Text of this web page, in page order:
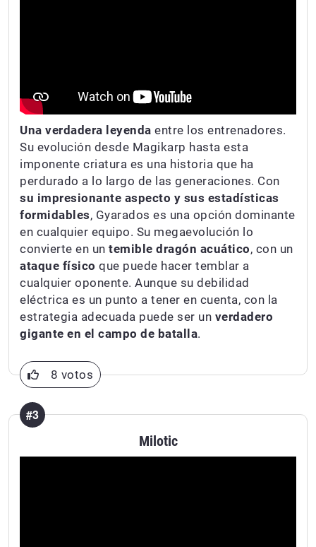
Una verdadera leyenda entre los entrenadores.
Su evolución desde Magikarp hasta esta
imponente criatura es una historia que ha
perdurado a lo largo de las generaciones. Con
su impresionante aspecto y sus estadísticas
formidables, Gyarados es una opción dominante
en cualquier equipo. Su megaevolución lo
convierte en un temible dragón acuático, con un
ataque físico que puede hacer temblar a
cualquier oponente. Aunque su debilidad
eléctrica es un punto a tener en cuenta, con la
estrategia adecuada puede ser un verdadero
gigante en el campo de batalla.
8 votos
#3
Milotic